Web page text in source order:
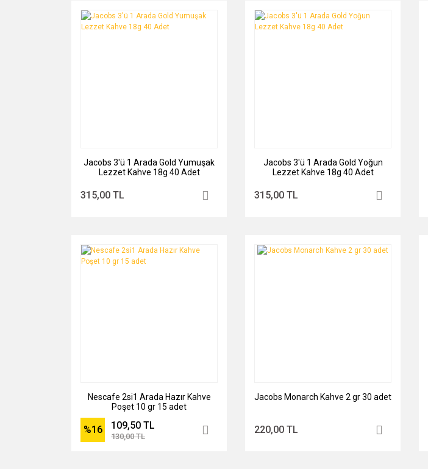
Jacobs 3'ü 1 Arada Gold Yumuşak
Lezzet Kahve 18g 40 Adet
315,00 TL
Jacobs 3'ü 1 Arada Gold Yoğun
Lezzet Kahve 18g 40 Adet
315,00 TL
Nescafe 2si1 Arada Hazır Kahve
Poşet 10 gr 15 adet
%16 109,50 TL
130,00 TL
Jacobs Monarch Kahve 2 gr 30 adet
220,00 TL